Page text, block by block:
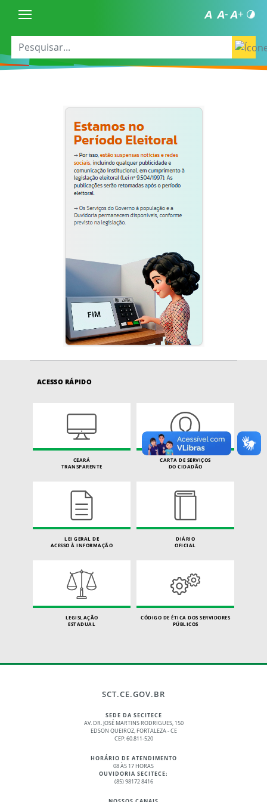
ACESSO RÁPIDO
CEARÁ
TRANSPARENTE
CARTA DE SERVIÇOS
DO CIDADÃO
LEI GERAL DE
ACESSO À INFORMAÇÃO
DIÁRIO
OFICIAL
LEGISLAÇÃO
ESTADUAL
CÓDIGO DE ÉTICA DOS SERVIDORES
PÚBLICOS
SCT.CE.GOV.BR
SEDE DA SECITECE
AV. DR. JOSÉ MARTINS RODRIGUES, 150
EDSON QUEIROZ, FORTALEZA - CE
CEP: 60.811-520
HORÁRIO DE ATENDIMENTO
08 ÀS 17 HORAS
OUVIDORIA SECITECE:
(85) 98172 8416